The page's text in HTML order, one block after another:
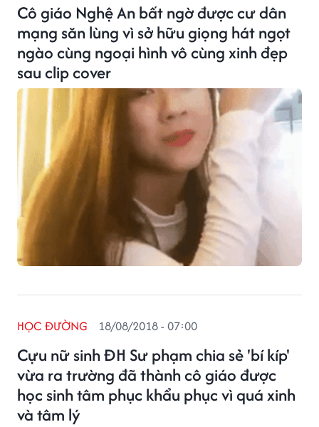
Cô giáo Nghệ An bất ngờ được cư dân
mạng săn lùng vì sở hữu giọng hát ngọt
ngào cùng ngoại hình vô cùng xinh đẹp
sau clip cover
Cựu nữ sinh ĐH Sư phạm chia sẻ 'bí kíp'
vừa ra trường đã thành cô giáo được
học sinh tâm phục khẩu phục vì quá xinh
và tâm lý
HỌC ĐƯỜNG 18/08/2018 - 07:00